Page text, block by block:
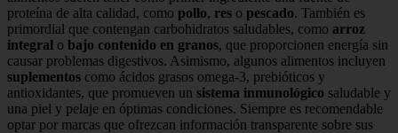
proteína de alta calidad, como pollo, res o pescado. También es
primordial que contengan carbohidratos saludables, como arroz
integral o bajo contenido en granos, que proporcionen energía sin
causar problemas digestivos. Asimismo, algunos alimentos incluyen
suplementos como ácidos grasos omega-3, prebióticos y
antioxidantes, que promueven un sistema inmunológico saludable y
una piel y pelaje en óptimas condiciones. Siempre es recomendable
optar por marcas que ofrezcan información transparente sobre sus